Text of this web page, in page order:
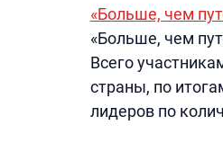
«Больше, чем
«Больше, чем
Всего
страны, по
лидеров по